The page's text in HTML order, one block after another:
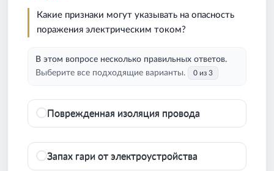
Какие признаки могут указывать на опасность
поражения электрическим током?
В этом вопросе несколько правильных ответов.
Выберите все подходящие варианты.
0 из 3
Поврежденная изоляция провода
Запах гари от электроустройства